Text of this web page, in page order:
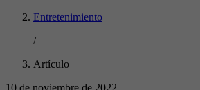
Entretenimiento
/
Artículo
10 de noviembre de 2022